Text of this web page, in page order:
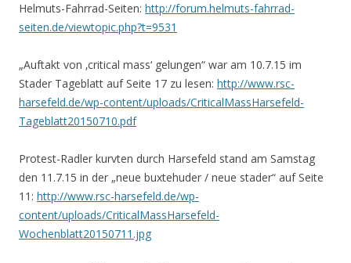
Helmuts-Fahrrad-Seiten: http://forum.helmuts-fahrrad-
seiten.de/viewtopic.php?t=9531
„Auftakt von ‚critical mass‘ gelungen“ war am 10.7.15 im
Stader Tageblatt auf Seite 17 zu lesen: http://www.rsc-
harsefeld.de/wp-content/uploads/CriticalMassHarsefeld-
Tageblatt20150710.pdf
Protest-Radler kurvten durch Harsefeld stand am Samstag
den 11.7.15 in der „neue buxtehuder / neue stader“ auf Seite
11: http://www.rsc-harsefeld.de/wp-
content/uploads/CriticalMassHarsefeld-
Wochenblatt20150711.jpg